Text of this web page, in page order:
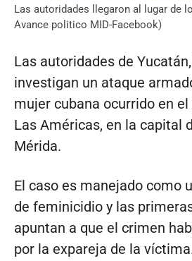
Las autoridades llegaron al lugar de
Avance politico MID-Facebook)
Las autoridades de
investigan un ataque
mujer cubana ocurrido en
Las Américas, en la capital
Mérida.
El caso es manejado como
de feminicidio y las
apuntan a que el crimen
por la expareja de la